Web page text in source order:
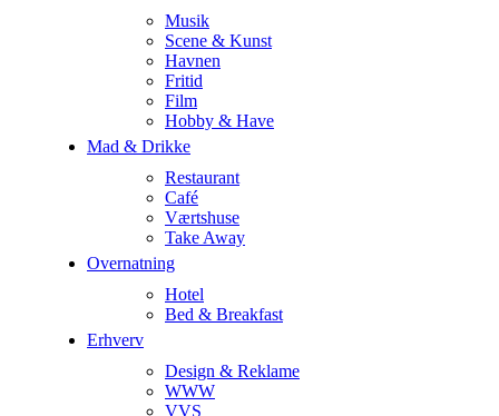
Musik
Scene & Kunst
Havnen
Fritid
Film
Hobby & Have
Mad & Drikke
Restaurant
Café
Værtshuse
Take Away
Overnatning
Hotel
Bed & Breakfast
Erhverv
Design & Reklame
WWW
VVS